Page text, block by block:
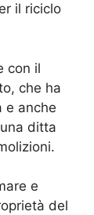
il riciclo
con il
che ha
e anche
ditta
e
del